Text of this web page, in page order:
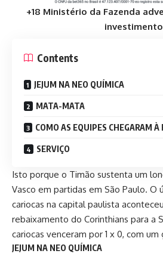
+18 Ministério da Fazenda
investimento
Contents
JEJUM NA NEO QUÍMICA
MATA-MATA
COMO AS EQUIPES CHEGARAM À
SERVIÇO
Isto porque o Timão sustenta um
Vasco em partidas em São Paulo. O
cariocas na capital paulista
rebaixamento do Corinthians para a
cariocas venceram por 1 x 0, com
JEJUM NA NEO QUÍMICA